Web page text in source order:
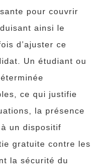
pour couvrir
ainsi le
d’ajuster ce
Un étudiant ou
ce qui justifie
la présence
à un dispositif
gratuite contre les
la sécurité du